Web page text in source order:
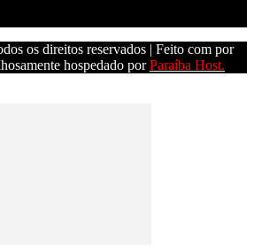
os direitos reservados | Feito com por
hospedado porParaíba Host.